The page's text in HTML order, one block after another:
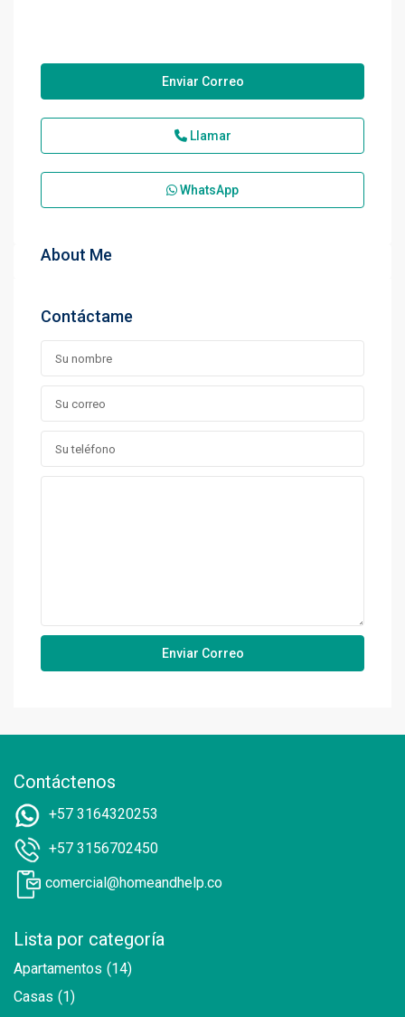
Enviar Correo
Llamar
WhatsApp
About Me
Contáctame
Contáctenos
+57 3164320253
+57 3156702450
comercial@homeandhelp.co
Lista por categoría
Apartamentos (14)
Casas (1)